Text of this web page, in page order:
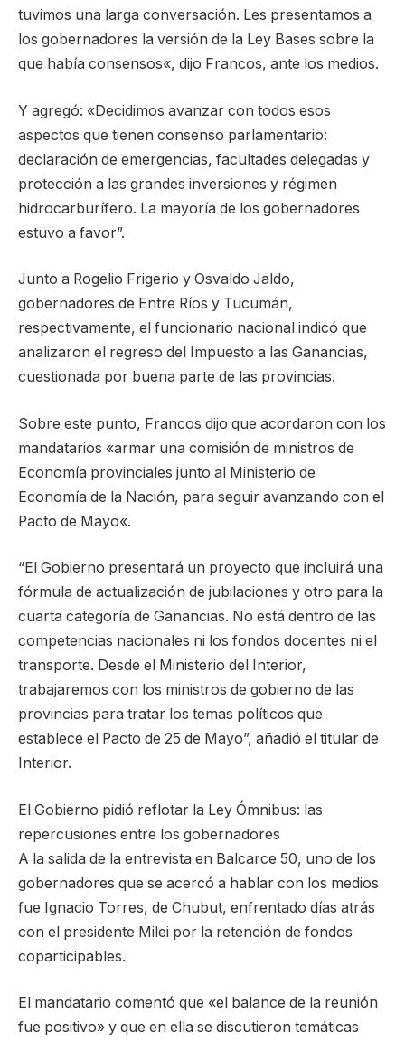
tuvimos una larga conversación. Les presentamos a
los gobernadores la versión de la Ley Bases sobre la
que había consensos«, dijo Francos, ante los medios.
Y agregó: «Decidimos avanzar con todos esos
aspectos que tienen consenso parlamentario:
declaración de emergencias, facultades delegadas y
protección a las grandes inversiones y régimen
hidrocarburífero. La mayoría de los gobernadores
estuvo a favor”.
Junto a Rogelio Frigerio y Osvaldo Jaldo,
gobernadores de Entre Ríos y Tucumán,
respectivamente, el funcionario nacional indicó que
analizaron el regreso del Impuesto a las Ganancias,
cuestionada por buena parte de las provincias.
Sobre este punto, Francos dijo que acordaron con los
mandatarios «armar una comisión de ministros de
Economía provinciales junto al Ministerio de
Economía de la Nación, para seguir avanzando con el
Pacto de Mayo«.
“El Gobierno presentará un proyecto que incluirá una
fórmula de actualización de jubilaciones y otro para la
cuarta categoría de Ganancias. No está dentro de las
competencias nacionales ni los fondos docentes ni el
transporte. Desde el Ministerio del Interior,
trabajaremos con los ministros de gobierno de las
provincias para tratar los temas políticos que
establece el Pacto de 25 de Mayo”, añadió el titular de
Interior.
El Gobierno pidió reflotar la Ley Ómnibus: las
repercusiones entre los gobernadores
A la salida de la entrevista en Balcarce 50, uno de los
gobernadores que se acercó a hablar con los medios
fue Ignacio Torres, de Chubut, enfrentado días atrás
con el presidente Milei por la retención de fondos
coparticipables.
El mandatario comentó que «el balance de la reunión
fue positivo» y que en ella se discutieron temáticas